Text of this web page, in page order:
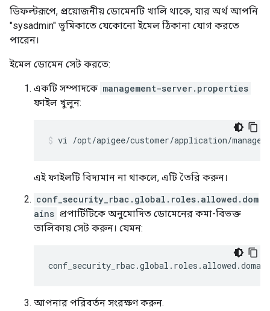
ডিফল্টরূপে, প্রয়োজনীয় ডোমেনটি খালি থাকে, যার অর্থ আপনি
"sysadmin" ভূমিকাতে যেকোনো ইমেল ঠিকানা যোগ করতে
পারেন।
ইমেল ডোমেন সেট করতে:
একটি সম্পাদকে management-server.properties
ফাইল খুলুন:
vi /opt/apigee/customer/application/
এই ফাইলটি বিদ্যমান না থাকলে, এটি তৈরি করুন।
conf_security_rbac.global.roles.allowed.dom
ains প্রপার্টিটিকে অনুমোদিত ডোমেনের কমা-বিভক্ত
তালিকায় সেট করুন। যেমন:
আপনার পরিবর্তন সংরক্ষণ করুন.